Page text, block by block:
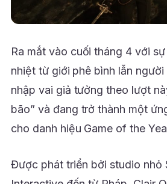
Ra mắt vào cuối tháng 4 với
nhiệt từ giới phê bình lẫn
nhập vai giả tưởng theo lượt
bão” và đang trở thành một
cho danh hiệu Game of the
Được phát triển bởi studio nhỏ